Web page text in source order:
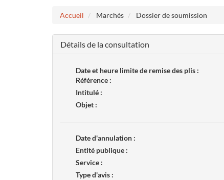
Accueil Marchés Dossier de soumission
Détails de la consultation
Date et heure limite de remise des plis :
Référence :
Intitulé :
Objet :
Date d'annulation :
Entité publique :
Service :
Type d'avis :